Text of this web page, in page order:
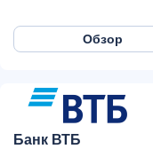
Обзор
Банк ВТБ